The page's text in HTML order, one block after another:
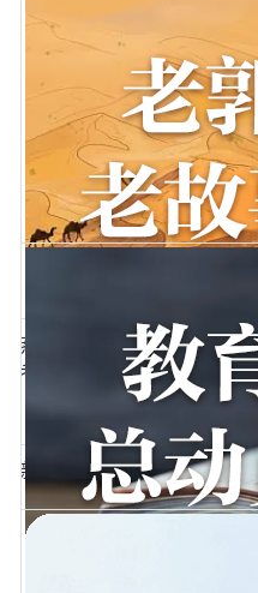
燕赵大医生
新冀商传奇
老郭老故事